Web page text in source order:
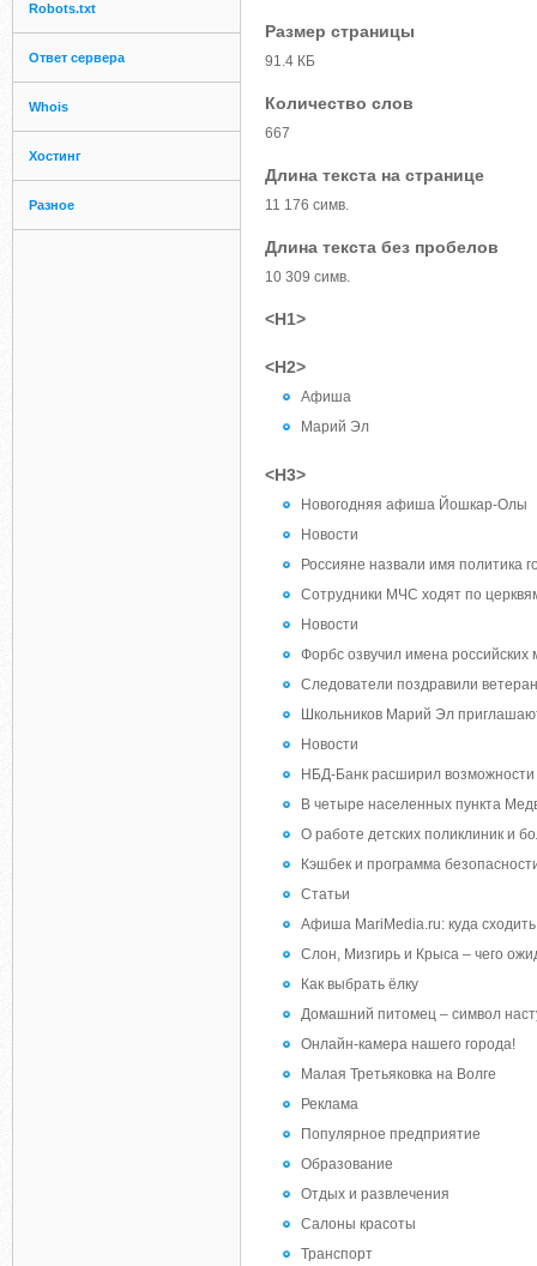
Robots.txt
Ответ сервера
Whois
Хостинг
Разное
Размер страницы
91.4 КБ
Количество слов
667
Длина текста на странице
11 176 симв.
Длина текста без пробелов
10 309 симв.
<H1>
<H2>
Афиша
Марий Эл
<H3>
Новогодняя афиша Йошкар-Олы
Новости
Россияне назвали имя политика
Сотрудники МЧС ходят по
Новости
Форбс озвучил имена российских
Следователи поздравили
Школьников Марий Эл
Новости
НБД-Банк расширил возможности
В четыре населенных пункта
О работе детских поликлиник и
Кэшбек и программа
Статьи
Афиша MariMedia.ru: куда
Слон, Мизгирь и Крыса – чего
Как выбрать ёлку
Домашний питомец – символ
Онлайн-камера нашего города!
Малая Третьяковка на Волге
Реклама
Популярное предприятие
Образование
Отдых и развлечения
Салоны красоты
Транспорт